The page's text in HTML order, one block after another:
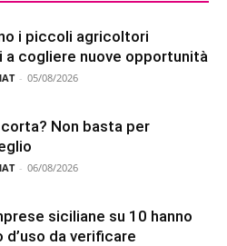
i piccoli agricoltori
a cogliere nuove opportunità
- 05/08/2026
Non basta per
- 06/08/2026
siciliane su 10 hanno
d’uso da verificare